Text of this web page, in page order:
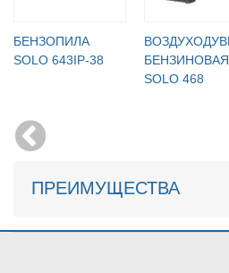
БЕНЗОПИЛА
SOLO 643IP-38
БЕНЗИНОВАЯ
SOLO 468
ПРЕИМУЩЕСТВА